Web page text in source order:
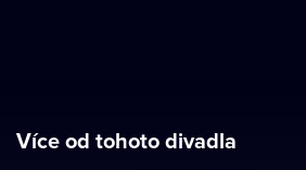
Více od tohoto divadla